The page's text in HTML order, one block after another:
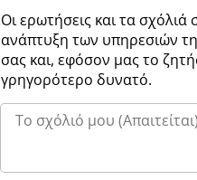
Οι ερωτήσεις και τα σχόλιά
ανάπτυξη των υπηρεσιών
σας και, εφόσον μας το
γρηγορότερο δυνατό.